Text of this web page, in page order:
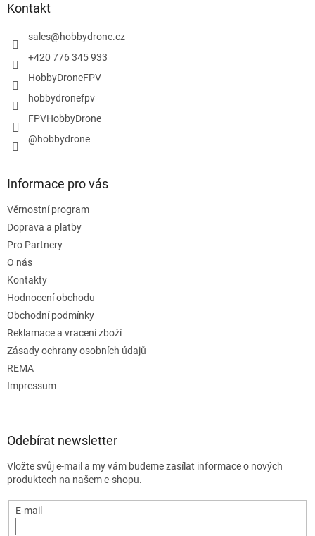
Kontakt
sales@hobbydrone.cz
+420 776 345 933
HobbyDroneFPV
hobbydronefpv
FPVHobbyDrone
@hobbydrone
Informace pro vás
Věrnostní program
Doprava a platby
Pro Partnery
O nás
Kontakty
Hodnocení obchodu
Obchodní podmínky
Reklamace a vracení zboží
Zásady ochrany osobních údajů
REMA
Impressum
Odebírat newsletter
Vložte svůj e-mail a my vám budeme zasílat informace o nových
produktech na našem e-shopu.
E-mail